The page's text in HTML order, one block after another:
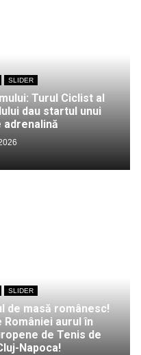
SLIDER
Turul Ciclist al
dau startul unui
adrenalină
SLIDER
de masă românesc!
României aurul în
de Tenis de
Napoca!